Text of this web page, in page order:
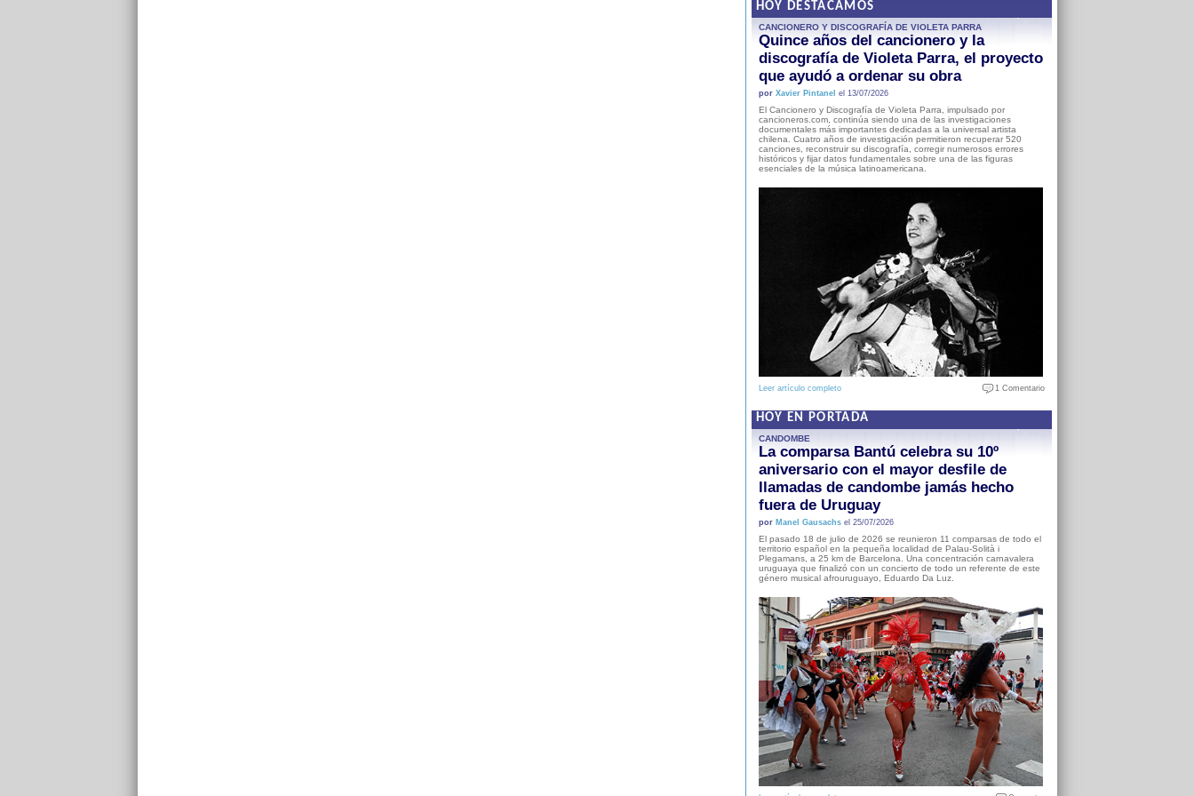
HOY DESTACAMOS
CANCIONERO Y DISCOGRAFÍA DE VIOLETA PARRA
Quince años del cancionero y la
discografía de Violeta Parra, el proyecto
que ayudó a ordenar su obra
por Xavier Pintanel el 13/07/2026
El Cancionero y Discografía de Violeta Parra, impulsado por
cancioneros.com, continúa siendo una de las investigaciones
documentales más importantes dedicadas a la universal artista
chilena. Cuatro años de investigación permitieron recuperar 520
canciones, reconstruir su discografía, corregir numerosos errores
históricos y fijar datos fundamentales sobre una de las figuras
esenciales de la música latinoamericana.
Leer artículo completo 1 Comentario
HOY EN PORTADA
CANDOMBE
La comparsa Bantú celebra su 10º
aniversario con el mayor desfile de
llamadas de candombe jamás hecho
fuera de Uruguay
por Manel Gausachsel 25/07/2026
El pasado 18 de julio de 2026 se reunieron 11 comparsas de todo el
territorio español en la pequeña localidad de Palau-Solità i
Plegamans, a 25 km de Barcelona. Una concentración carnavalera
uruguaya que finalizó con un concierto de todo un referente de este
género musical afrouruguayo, Eduardo Da Luz.